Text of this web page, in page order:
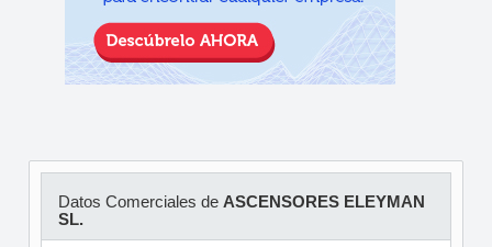
Datos Comerciales de ASCENSORES ELEYMAN
SL.